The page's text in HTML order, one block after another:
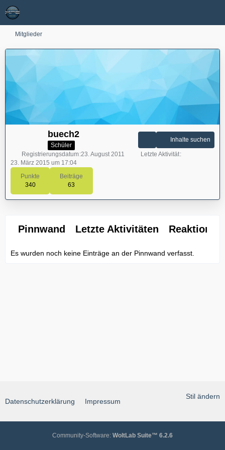
Mitglieder
buech2
Schüler
Punkte
340
Beiträge
63
Inhalte suchen
Registrierungsdatum 23. August 2011
Letzte Aktivität
23. März 2015 um 17:04
Pinnwand Letzte Aktivitäten Reaktionen
Es wurden noch keine Einträge an der Pinnwand verfasst.
Stil ändern
Datenschutzerklärung Impressum
Community-Software: WoltLab Suite™ 6.2.6